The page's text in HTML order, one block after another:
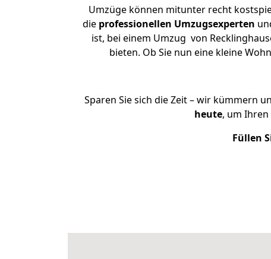
Umzüge können mitunter recht
die professionellen Umzugsexperten
ist, bei einem Umzug von
bieten. Ob Sie nun eine kleine
Sparen Sie sich die Zeit – wir kümmern
heute, um Ihren
Füllen